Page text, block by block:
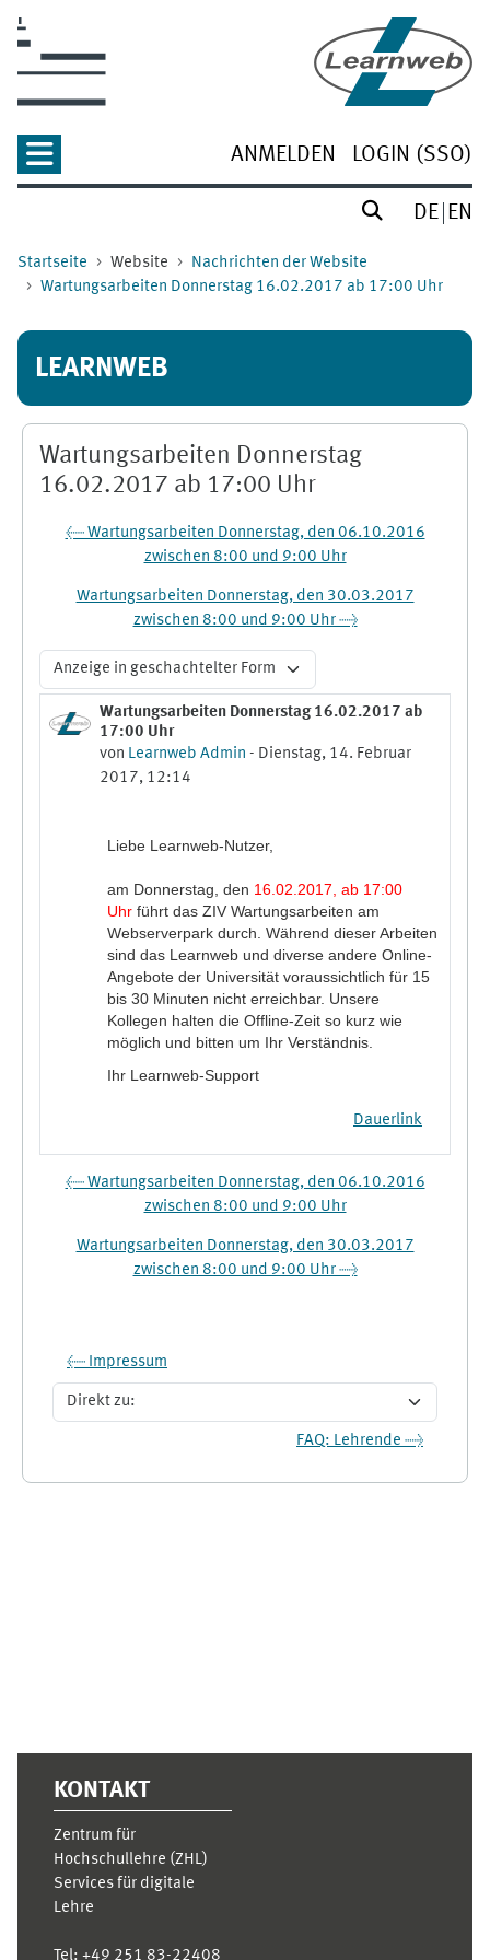
ANMELDEN LOGIN (SSO)
DE EN
Startseite Website
Nachrichten der Website
Wartungsarbeiten Donnerstag 16.02.2017 ab 17:00 Uhr
LEARNWEB
Wartungsarbeiten Donnerstag
16.02.2017 ab 17:00 Uhr
← Wartungsarbeiten Donnerstag, den 06.10.2016
zwischen 8:00 und 9:00 Uhr
Wartungsarbeiten Donnerstag, den 30.03.2017
zwischen 8:00 und 9:00 Uhr →
Anzeigemodus
Wartungsarbeiten Donnerstag 16.02.2017 ab
17:00 Uhr
von Learnweb Admin - Dienstag, 14. Februar
2017, 12:14
Anzahl Antworten: 0
Liebe Learnweb-Nutzer,
am Donnerstag, den 16.02.2017, ab 17:00
Uhr führt das ZIV Wartungsarbeiten am
Webserverpark durch. Während dieser Arbeiten
sind das Learnweb und diverse andere Online-
Angebote der Universität voraussichtlich für 15
bis 30 Minuten nicht erreichbar. Unsere
Kollegen halten die Offline-Zeit so kurz wie
möglich und bitten um Ihr Verständnis.
Ihr Learnweb-Support
Dauerlink
← Wartungsarbeiten Donnerstag, den 06.10.2016
zwischen 8:00 und 9:00 Uhr
Wartungsarbeiten Donnerstag, den 30.03.2017
zwischen 8:00 und 9:00 Uhr →
← Impressum
FAQ: Lehrende →
KONTAKT
Zentrum für
Hochschullehre (ZHL)
Services für digitale
Lehre
Tel: +49 251 83-22408